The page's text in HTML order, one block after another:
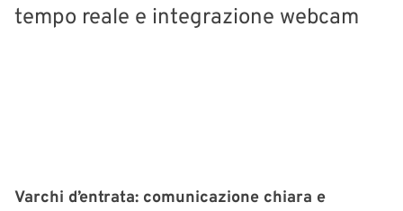
tempo reale e integrazione webcam
Varchi d’entrata: comunicazione chiara e